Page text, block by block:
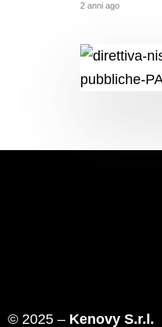
2 anni ago
© 2025 – Kenovy S.r.l.